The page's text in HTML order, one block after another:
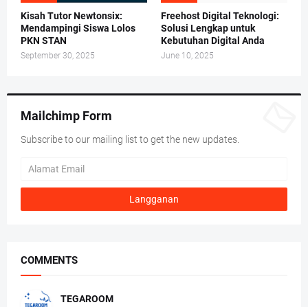
Kisah Tutor Newtonsix:
Mendampingi Siswa Lolos
PKN STAN
September 30, 2025
Freehost Digital Teknologi:
Solusi Lengkap untuk
Kebutuhan Digital Anda
June 10, 2025
Mailchimp Form
Subscribe to our mailing list to get the new updates.
COMMENTS
TEGAROOM